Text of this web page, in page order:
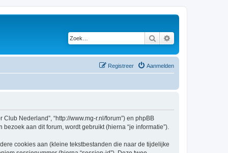
Zoek
Aanmelden
Registreer
Nederland”, “http://www.mg-r.nl/forum”) en phpBB
bezoek aan dit forum, wordt gebruikt (hierna “je informatie”).
cookies aan (kleine tekstbestanden die naar de tijdelijke